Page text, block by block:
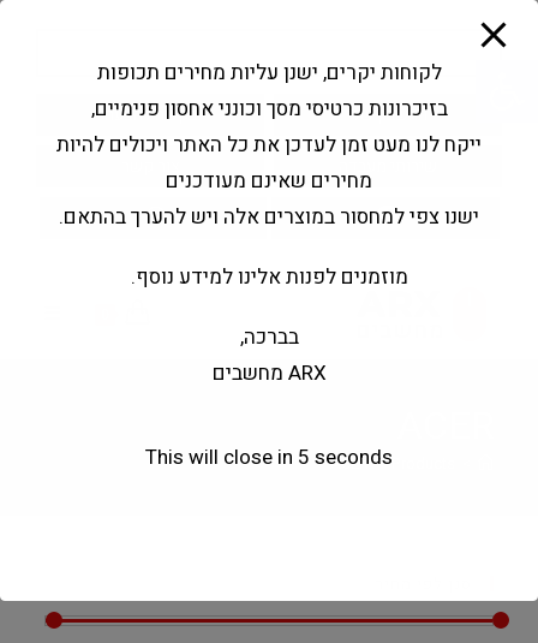
פתח סרגל נגישות
Products
search
החשבון שלי בקשה להצעה
Products
>
ACER
לקוחות יקרים, ישנן עליות מחירים תכופות
בזיכרונות כרטיסי מסך וכונני אחסון פנימיים,
ייקח לנו מעט זמן לעדכן את כל האתר ויכולים להיות
מחירים שאינם מעודכנים
ישנו צפי למחסור במוצרים אלה ויש להערך בהתאם.
מוזמנים לפנות אלינו למידע נוסף.
בברכה,
ARX מחשבים
This will close in 4 seconds